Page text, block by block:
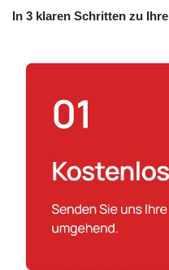
In 3 klaren Schritten zu